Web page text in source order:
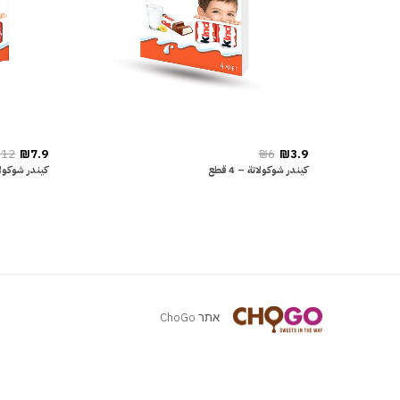
₪3.9
₪6
كيندر شوكولاتة – 4 قطع
₪7.9
كيندر
אתר ChoGo